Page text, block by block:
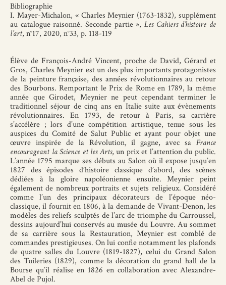
Bibliographie
I. Mayer-Michalon, « Charles Meynier (1763-1832), supplément
au catalogue raisonné. Seconde partie », Les Cahiers d’histoire de
l’art, n°17, 2020, n°33, p. 118-119
Élève de François-André Vincent, proche de David, Gérard et
Gros, Charles Meynier est un des plus importants protagonistes
de la peinture française, des années révolutionnaires au retour
des Bourbons. Remportant le Prix de Rome en 1789, la même
année que Girodet, Meynier ne peut cependant terminer le
traditionnel séjour de cinq ans en Italie suite aux évènements
révolutionnaires. En 1793, de retour à Paris, sa carrière
s’accélère ; lors d’une compétition artistique, tenue sous les
auspices du Comité de Salut Public et ayant pour objet une
œuvre inspirée de la Révolution, il gagne, avec sa France
encourageant la Science et les Arts, un prix et l’attention du public.
L’année 1795 marque ses débuts au Salon où il expose jusqu’en
1827 des épisodes d’histoire classique d’abord, des scènes
dédiées à la gloire napoléonienne ensuite. Meynier peint
également de nombreux portraits et sujets religieux. Considéré
comme l’un des principaux décorateurs de l’époque néo-
classique, il fournit en 1806, à la demande de Vivant-Denon, les
modèles des reliefs sculptés de l’arc de triomphe du Carroussel,
dessins aujourd’hui conservés au musée du Louvre. Au sommet
de sa carrière sous la Restauration, Meynier est comblé de
commandes prestigieuses. On lui confie notamment les plafonds
de quatre salles du Louvre (1819-1827), celui du Grand Salon
des Tuileries (1829), comme la décoration du grand hall de la
Bourse qu’il réalise en 1826 en collaboration avec Alexandre-
Abel de Pujol.